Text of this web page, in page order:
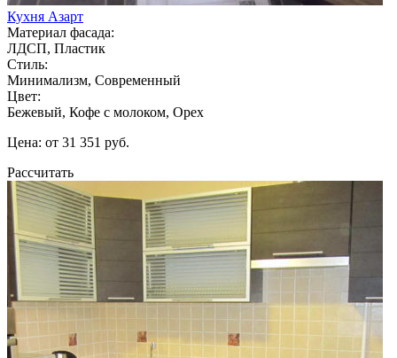
Кухня Азарт
Материал фасада:
ЛДСП, Пластик
Стиль:
Минимализм, Современный
Цвет:
Бежевый, Кофе с молоком, Орех
Цена: от 31 351 руб.
Рассчитать